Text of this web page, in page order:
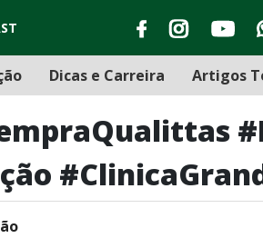
Dicas e Carreira Artigos